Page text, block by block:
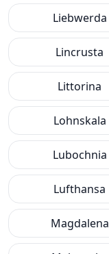
Liebwerda
Lincrusta
Littorina
Lohnskala
Lubochnia
Lufthansa
Magdalena